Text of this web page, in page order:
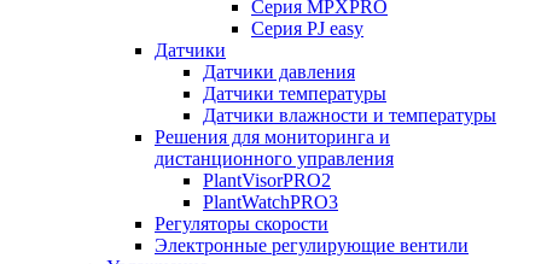
Серия MPXPRO
Серия PJ easy
Датчики
Датчики давления
Датчики температуры
Датчики влажности и температуры
Решения для мониторинга и
дистанционного управления
PlantVisorPRO2
PlantWatchPRO3
Регуляторы скорости
Электронные регулирующие вентили